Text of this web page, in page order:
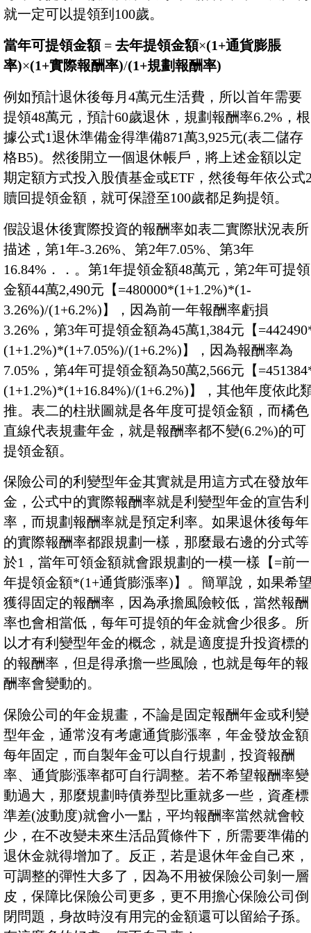
就一定可以提領到100歲。
當年可提領金額 = 去年提領金額×(1+通貨膨脹
率)×(1+實際報酬率)/(1+規劃報酬率)
例如預計退休後每月4萬元生活費，所以首年需要
提領48萬元，預計60歲退休，規劃報酬率6.2%，根
據公式1退休準備金得準備871萬3,925元(表二儲存
格B5)。然後開立一個退休帳戶，將上述金額以定
期定額方式投入股債基金或ETF，然後每年依公式
贖回提領金額，就可保證至100歲都足夠提領。
假設退休後實際投資的報酬率如表二實際狀況表所
描述，第1年-3.26%、第2年7.05%、第3年
16.84%．．。第1年提領金額48萬元，第2年可提領
金額44萬2,490元【=480000*(1+1.2%)*(1-
3.26%)/(1+6.2%)】，因為前一年報酬率虧損
3.26%，第3年可提領金額為45萬1,384元【
(1+1.2%)*(1+7.05%)/(1+6.2%)】，因為報酬率為
7.05%，第4年可提領金額為50萬2,566元【
(1+1.2%)*(1+16.84%)/(1+6.2%)】，其他年度依此
推。表二的柱狀圖就是各年度可提領金額，而橘色
直線代表規畫年金，就是報酬率都不變(6.2%)的可
提領金額。
保險公司的利變型年金其實就是用這方式在發放年
金，公式中的實際報酬率就是利變型年金的宣告利
率，而規劃報酬率就是預定利率。如果退休後每年
的實際報酬率都跟規劃一樣，那麼最右邊的分式等
於1，當年可領金額就會跟規劃的一模一樣【=前一
年提領金額*(1+通貨膨漲率)】。簡單說，如果希
獲得固定的報酬率，因為承擔風險較低，當然報酬
率也會相當低，每年可提領的年金就會少很多。所
以才有利變型年金的概念，就是適度提升投資標的
的報酬率，但是得承擔一些風險，也就是每年的報
酬率會變動的。
保險公司的年金規畫，不論是固定報酬年金或利變
型年金，通常沒有考慮通貨膨漲率，年金發放金額
每年固定，而自製年金可以自行規劃，投資報酬
率、通貨膨漲率都可自行調整。若不希望報酬率變
動過大，那麼規劃時債券型比重就多一些，資產標
準差(波動度)就會小一點，平均報酬率當然就會較
少，在不改變未來生活品質條件下，所需要準備的
退休金就得增加了。反正，若是退休年金自己來，
可調整的彈性大多了，因為不用被保險公司剝一層
皮，保障比保險公司更多，更不用擔心保險公司倒
閉問題，身故時沒有用完的金額還可以留給子孫。